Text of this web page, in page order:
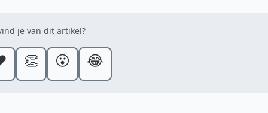
je van dit artikel?
👏 😮 😂